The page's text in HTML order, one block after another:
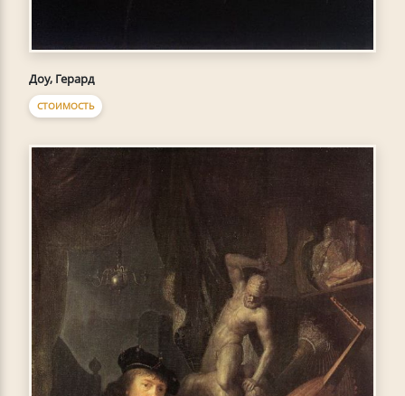
Доу, Герард
СТОИМОСТЬ